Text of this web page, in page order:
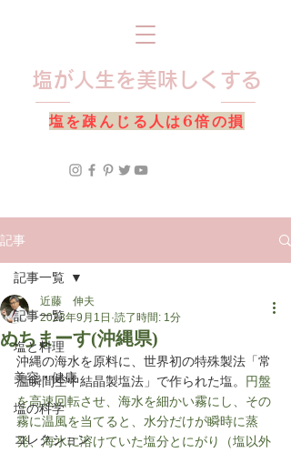
​塩を疎んじる人は6倍の損
​塩が人生を美味しくする
記事
記事一覧
塩と料理
美容・健康
塩の科学
コレクション
記事一覧
ぬちまーす(沖縄県)
近藤 伸夫
2023年9月1日 読了時間: 1分
沖縄の海水を原料に、世界初の特殊製法「常
温瞬間空中結晶製塩法」で作られた塩。 円盤
を高速回転させ、海水を細かい霧にし、その
霧に温風を当てると、水分だけが瞬時に蒸
発、海水に溶けていた塩分とにがり（塩以外